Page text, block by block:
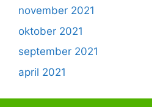
november 2021
oktober 2021
september 2021
april 2021